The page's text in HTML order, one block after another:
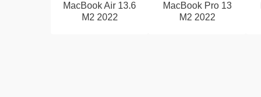
MacBook Air 13.6
M2 2022
MacBook Pro 13
M2 2022